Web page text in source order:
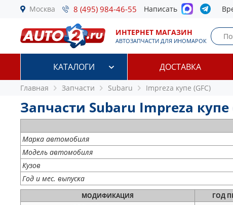
Москва 8 (495) 984-46-55 Написать
ИНТЕРНЕТ МАГАЗИН
АВТОЗАПЧАСТИ ДЛЯ ИНОМАРОК
КАТАЛОГИ ДОСТАВКА
Главная Запчасти Subaru Impreza купе (GFC)
Запчасти Subaru Impreza купе
Марка автомобиля
Модель автомобиля
Кузов
Год и мес. выпуска
МОДИФИКАЦИЯ ГОД